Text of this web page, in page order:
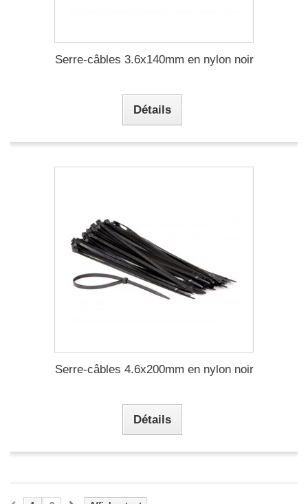
Serre-câbles 3.6x140mm en nylon noir
Détails
Serre-câbles 4.6x200mm en nylon noir
Détails